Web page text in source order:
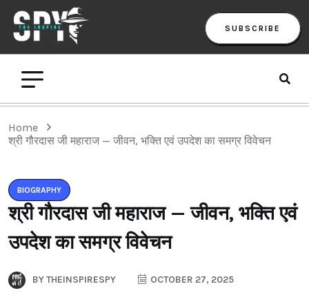
SUBSCRIBE
Home
श्री गौरदास जी महाराज — जीवन, भक्ति एवं उपदेश का समग्र विवेचन
BIOGRAPHY
श्री गौरदास जी महाराज — जीवन, भक्ति एवं
उपदेश का समग्र विवेचन
BYTHEINSPIRESPY
OCTOBER 27, 2025